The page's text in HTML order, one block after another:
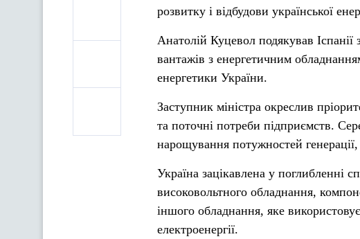
розвитку і відбудови української
Анатолій Куцевол подякував
вантажів з енергетичним
енергетики України.
Заступник міністра окреслив
та поточні потреби підприємств.
нарощування потужностей
Україна зацікавлена у поглибленні
високовольтного обладнання,
іншого обладнання, яке
електроенергії.